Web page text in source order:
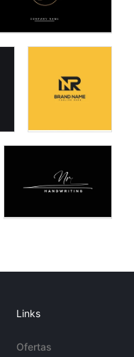
Links
Ofertas